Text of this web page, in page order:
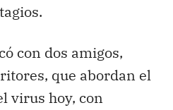
con dos amigos,
que abordan el
virus hoy, con